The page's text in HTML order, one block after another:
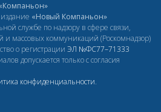
«Новый Компаньон»
службе по надзору в сфере связи,
массовых коммуникаций (Роскомнадзор)
о регистрации ЭЛ №ФС77–71333
допускается только с согласия
конфиденциальности.